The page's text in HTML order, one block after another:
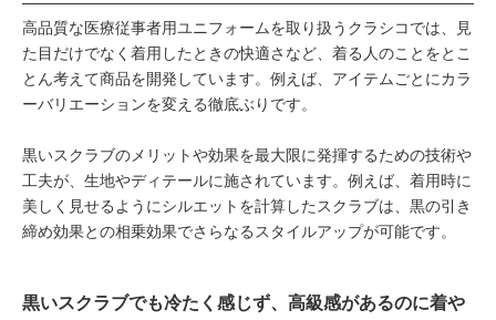
高品質な医療従事者用ユニフォームを取り扱うクラシコでは、見
た目だけでなく着用したときの快適さなど、着る人のことをとこ
とん考えて商品を開発しています。例えば、アイテムごとにカラ
ーバリエーションを変える徹底ぶりです。
黒いスクラブのメリットや効果を最大限に発揮するための技術や
工夫が、生地やディテールに施されています。例えば、着用時に
美しく見せるようにシルエットを計算したスクラブは、黒の引き
締め効果との相乗効果でさらなるスタイルアップが可能です。
黒いスクラブでも冷たく感じず、高級感があるのに着や